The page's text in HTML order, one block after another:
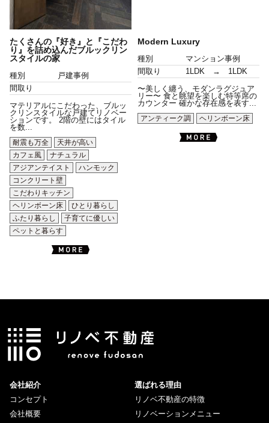
たくさんの『好き』と『こだわ
り』を詰め込んだブルックリン
スタイルの家
種別
戸建事例
間取り
マテリアルにこだわった、ブルッ
クリンスタイルな戸建てリノベー
ションです。 2階の壁にはタイル
を数...
耐震も万全
天井が高い
カフェ風
ナチュラル
アジアンテイスト
ハンモック
コンクリート壁
こだわりキッチン
ヘリンボーン床
ひとり暮らし
ふたり暮らし
子育てに優しい
ペットと暮らす
Modern Luxury
種別
マンション事例
間取り
1LDK → 1LDK
〜美しく纏う、モダンラグジュア
リー〜 食と眺望を楽しむ特等席の
カウンター 確かな存在感を表す...
アンティーク調
ヘリンボーン床
会社紹介
コンセプト
会社概要
選ばれる理由
リノベ不動産の特徴
リノベーションメニュー